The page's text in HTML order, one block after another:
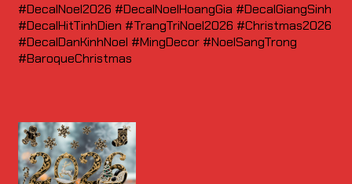
#DecalNoel2026 #DecalNoelHoangGia #DecalGiangSinh
#DecalHitTinhDien #TrangTriNoel2026 #Christmas2026
#DecalDanKinhNoel #MingDecor #NoelSangTrong
#BaroqueChristmas